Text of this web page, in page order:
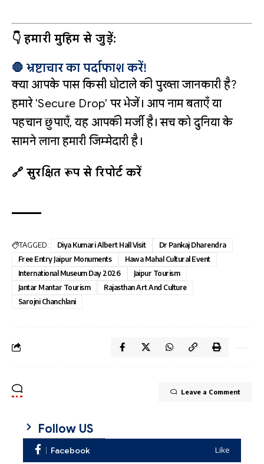
👇 हमारी मुहिम से जुड़ें:
🛑 भ्रष्टाचार का पर्दाफाश करें!
क्या आपके पास किसी घोटाले की पुख्ता जानकारी है?
हमारे 'Secure Drop' पर भेजें। आप नाम बताएँ या
पहचान छुपाएँ, यह आपकी मर्जी है। सच को दुनिया के
सामने लाना हमारी जिम्मेदारी है।
🔗 सुरक्षित रूप से रिपोर्ट करें
TAGGED: Diya Kumari Albert Hall Visit
Dr Pankaj Dharendra
Free Entry Jaipur Monuments
Hawa Mahal Cultural Event
International Museum Day 2026
Jaipur Tourism
Jantar Mantar Tourism
Rajasthan Art And Culture
Sarojni Chanchlani
Leave a Comment
Follow US
Facebook Like